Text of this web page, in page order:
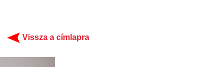
Vissza a címlapra